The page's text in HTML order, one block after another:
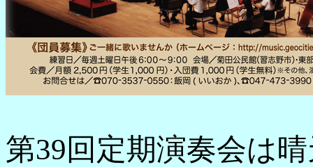
第39回定期演奏会は